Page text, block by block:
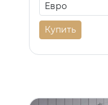
Купить